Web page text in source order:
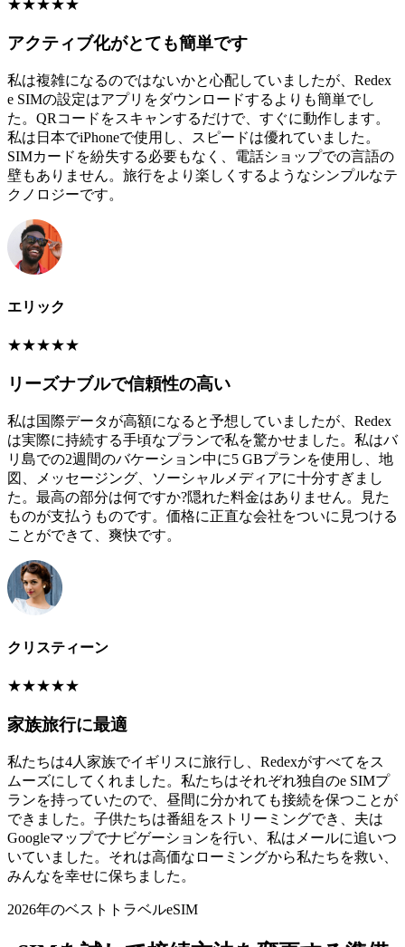
★★★★★
アクティブ化がとても簡単です
私は複雑になるのではないかと心配していましたが、Redex
e SIMの設定はアプリをダウンロードするよりも簡単でし
た。QRコードをスキャンするだけで、すぐに動作します。
私は日本でiPhoneで使用し、スピードは優れていました。
SIMカードを紛失する必要もなく、電話ショップでの言語の
壁もありません。旅行をより楽しくするようなシンプルなテ
クノロジーです。
エリック
★★★★★
リーズナブルで信頼性の高い
私は国際データが高額になると予想していましたが、Redex
は実際に持続する手頃なプランで私を驚かせました。私はバ
リ島での2週間のバケーション中に5 GBプランを使用し、地
図、メッセージング、ソーシャルメディアに十分すぎまし
た。最高の部分は何ですか?隠れた料金はありません。見た
ものが支払うものです。価格に正直な会社をついに見つける
ことができて、爽快です。
クリスティーン
★★★★★
家族旅行に最適
私たちは4人家族でイギリスに旅行し、Redexがすべてをス
ムーズにしてくれました。私たちはそれぞれ独自のe SIMプ
ランを持っていたので、昼間に分かれても接続を保つことが
できました。子供たちは番組をストリーミングでき、夫は
Googleマップでナビゲーションを行い、私はメールに追いつ
いていました。それは高価なローミングから私たちを救い、
みんなを幸せに保ちました。
2026年のベストトラベルeSIM